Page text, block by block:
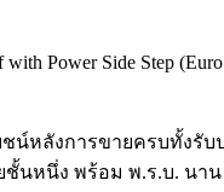
with Power Side Step
น์หลังการขายครบทั้งรับ
นหนึ่ง พร้อม พ.ร.บ. นาน